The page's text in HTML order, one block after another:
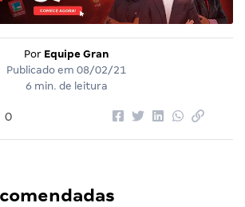
Por Equipe Gran
Publicado em 08/02/21
6 min. de leitura
0